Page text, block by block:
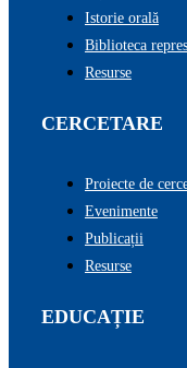
Istorie orală
Biblioteca
Resurse
CERCETARE
Proiecte de
Evenimente
Publicații
Resurse
EDUCAȚIE